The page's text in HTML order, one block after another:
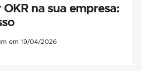
na sua empresa:
em 19/04/2026